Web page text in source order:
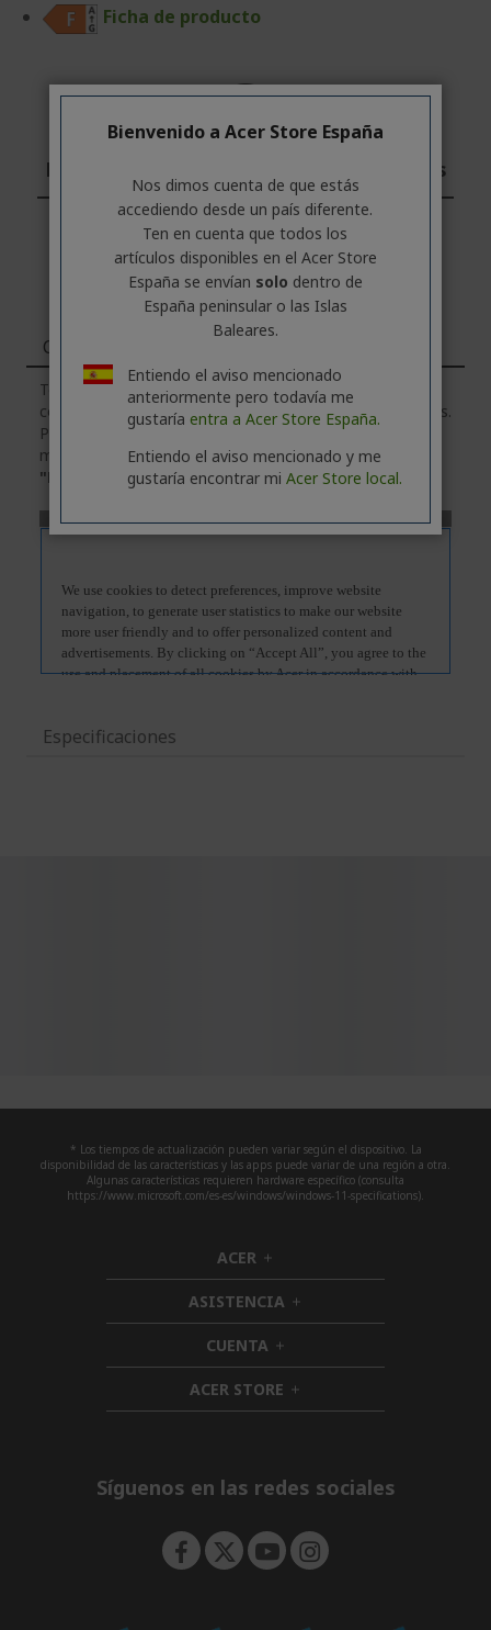
Ficha de producto
Profesional? Descubre nuestras ofertas
CONTÁCTANOS | CREA UNA CUENTA DE EMPRESA
Características
Ten en cuenta que la pestaña"Características"
contiene información general sobre la serie de productos.
Para conocer las especificaciones técnicas exactas del
modelo seleccionado, hazclic en la pestaña
"Especificaciones"
Especificaciones
* Los tiempos de actualización pueden variar según el dispositivo. La
disponibilidad de las características y las apps puede variar de una región a otra.
Algunas características requieren hardware específico (consulta
https://www.microsoft.com/es-es/windows/windows-11-specifications).
ACER h
i
d
d
e
n
ASISTENCIA h
i
d
e
n
CUENTA h
i
d
d
ACER STORE h
i
e
Síguenos en las redes sociales
Bienvenido a Acer Store España
Nos dimos cuenta de que estás
accediendo desde un país diferente.
Ten en cuenta que todos los
artículos disponibles en el Acer Store
España se envían solo dentro de
España peninsular o las Islas
Baleares.
Entiendo el aviso mencionado
anteriormente pero todavía me
gustaría entra a Acer Store España.
Entiendo el aviso mencionado y me
gustaría encontrar mi Acer Store local.